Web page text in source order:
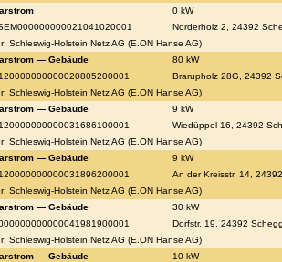
0 kW
Norderholz 2, 24392
Schleswig-Holstein Netz AG (E.ON Hanse AG)
— Gebäude
80 kW
Brarupholz 28G, 24392
Schleswig-Holstein Netz AG (E.ON Hanse AG)
— Gebäude
9 kW
Wiedüppel 16, 24392
Schleswig-Holstein Netz AG (E.ON Hanse AG)
— Gebäude
9 kW
An der Kreisstr. 14,
Schleswig-Holstein Netz AG (E.ON Hanse AG)
— Gebäude
30 kW
Dorfstr. 19, 24392
Schleswig-Holstein Netz AG (E.ON Hanse AG)
— Gebäude
10 kW